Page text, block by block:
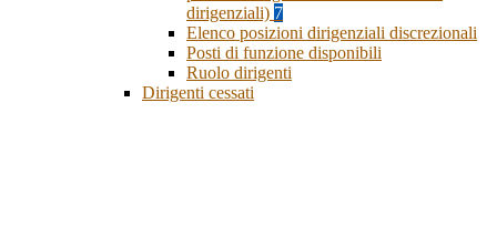
dirigenziali) 7
Elenco posizioni dirigenziali discrezionali
Posti di funzione disponibili
Ruolo dirigenti
Dirigenti cessati